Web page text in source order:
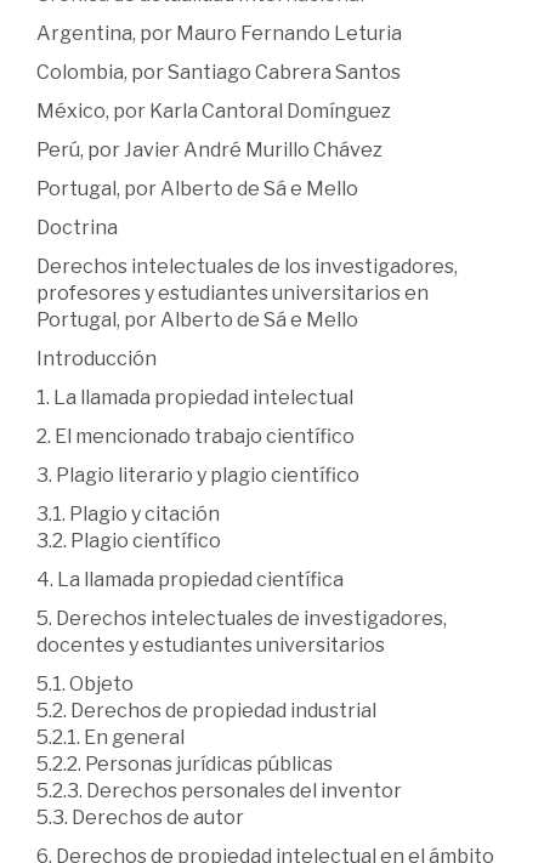
Argentina, por Mauro Fernando Leturia
Colombia, por Santiago Cabrera Santos
México, por Karla Cantoral Domínguez
Perú, por Javier André Murillo Chávez
Portugal, por Alberto de Sá e Mello
Doctrina
Derechos intelectuales de los investigadores,
profesores y estudiantes universitarios en
Portugal, por Alberto de Sá e Mello
Introducción
1. La llamada propiedad intelectual
2. El mencionado trabajo científico
3. Plagio literario y plagio científico
3.1. Plagio y citación
3.2. Plagio científico
4. La llamada propiedad científica
5. Derechos intelectuales de investigadores,
docentes y estudiantes universitarios
5.1. Objeto
5.2. Derechos de propiedad industrial
5.2.1. En general
5.2.2. Personas jurídicas públicas
5.2.3. Derechos personales del inventor
5.3. Derechos de autor
6. Derechos de propiedad intelectual en el ámbito